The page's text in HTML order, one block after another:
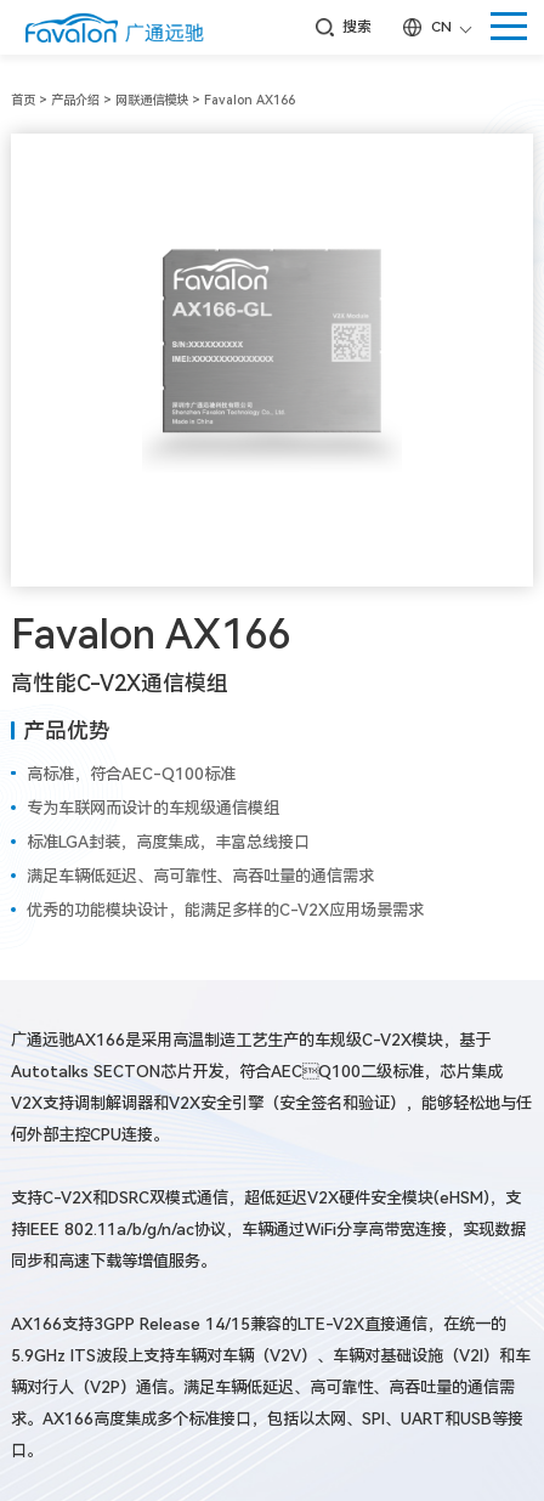
搜索 CN
首页> 产品介绍> 网联通信模块> Favalon AX166
Favalon AX166
高性能C-V2X通信模组
产品优势
高标准，符合AEC-Q100标准
专为车联网而设计的车规级通信模组
标准LGA封装，高度集成，丰富总线接口
满足车辆低延迟、高可靠性、高吞吐量的通信需求
优秀的功能模块设计，能满足多样的C-V2X应用场景需求
广通远驰AX166是采用高温制造工艺生产的车规级C-V2X模块，基于
Autotalks SECTON芯片开发，符合AECQ100二级标准，芯片集成
V2X支持调制解调器和V2X安全引擎（安全签名和验证），能够轻松地与任
何外部主控CPU连接。
支持C-V2X和DSRC双模式通信，超低延迟V2X硬件安全模块(eHSM)，支
持IEEE 802.11a/b/g/n/ac协议，车辆通过WiFi分享高带宽连接，实现数据
同步和高速下载等增值服务。
AX166支持3GPP Release 14/15兼容的LTE-V2X直接通信，在统一的
5.9GHz ITS波段上支持车辆对车辆（V2V）、车辆对基础设施（V2I）和车
辆对行人（V2P）通信。满足车辆低延迟、高可靠性、高吞吐量的通信需
求。AX166高度集成多个标准接口，包括以太网、SPI、UART和USB等接
口。